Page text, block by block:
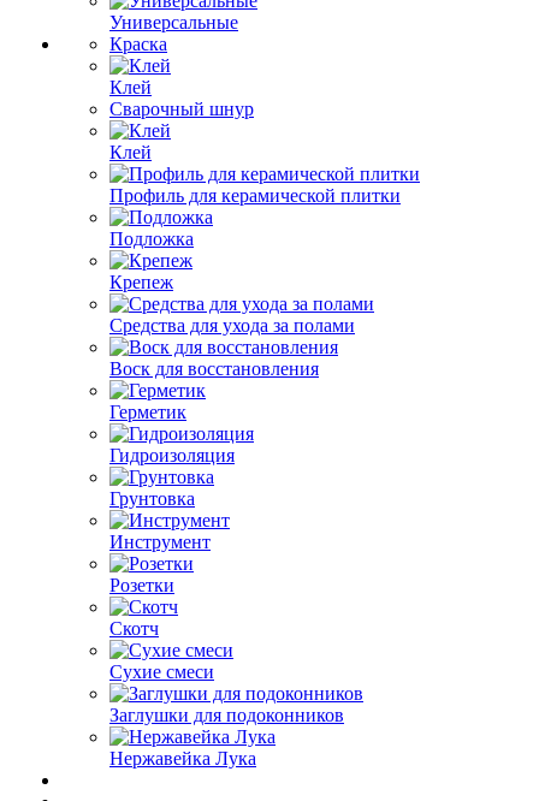
Универсальные
Краска
Клей
Сварочный шнур
Клей
Профиль для керамической плитки
Подложка
Крепеж
Средства для ухода за полами
Воск для восстановления
Герметик
Гидроизоляция
Грунтовка
Инструмент
Розетки
Скотч
Сухие смеси
Заглушки для подоконников
Нержавейка Лука